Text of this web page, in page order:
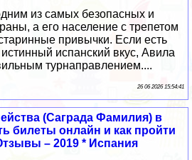
из самых безопасных и
а его население с трепетом
привычки. Если есть
испанский вкус, Авила
турнаправлением....
26 06 2026 15:54:41
(Саграда Фамилия) в
билеты онлайн и как пройти
– 2019 * Испания